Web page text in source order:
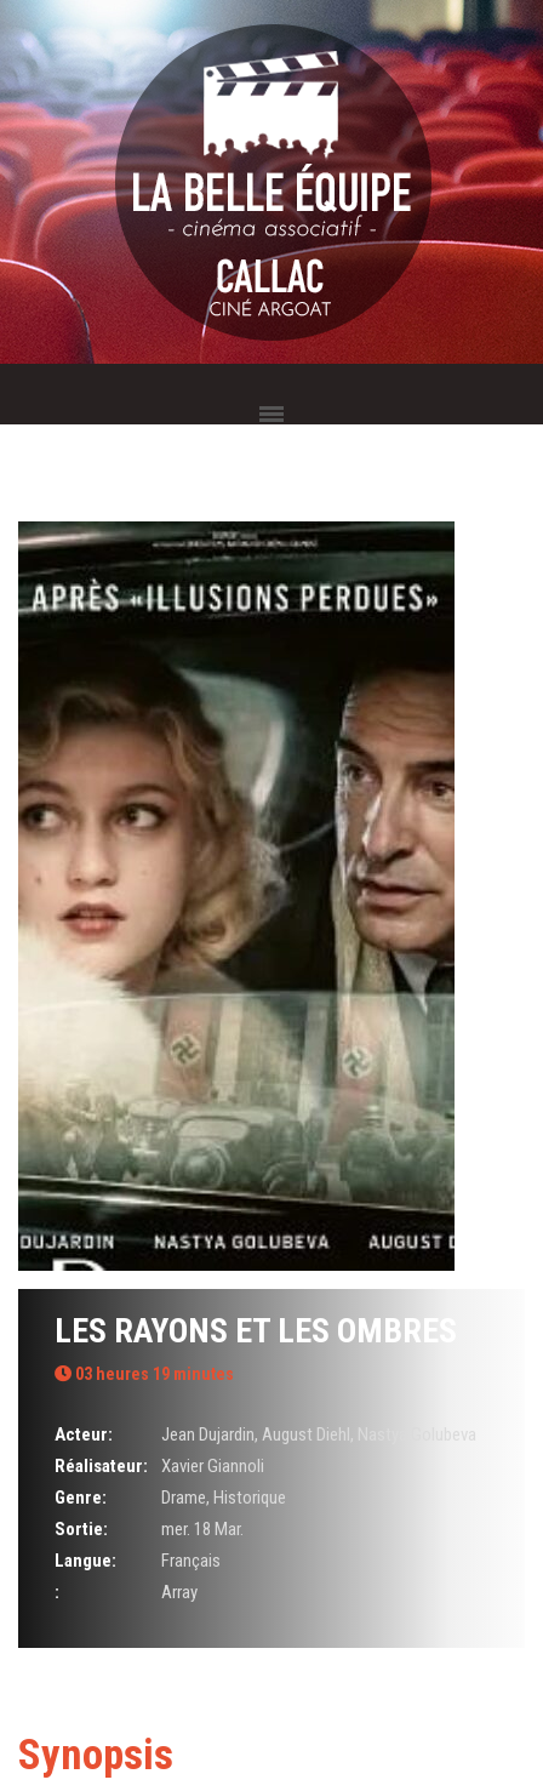
LES RAYONS ET LES OMBRES
03 heures 19 minutes
Acteur: Jean Dujardin, August Diehl, Nastya Golubeva
Réalisateur:
Xavier Giannoli
Genre:
Drame, Historique
Sortie:
mer. 18 Mar.
Langue:
Français
:
Array
Synopsis